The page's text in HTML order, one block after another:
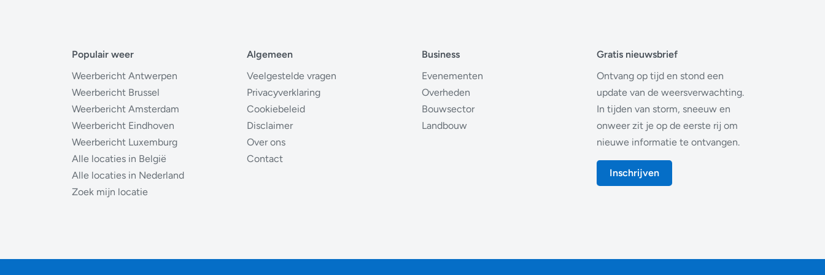
Populair weer
Weerbericht Antwerpen
Weerbericht Brussel
Weerbericht Amsterdam
Weerbericht Eindhoven
Weerbericht Luxemburg
Alle locaties in België
Alle locaties in Nederland
Zoek mijn locatie
Algemeen
Veelgestelde vragen
Privacyverklaring
Cookiebeleid
Disclaimer
Over ons
Contact
Business
Evenementen
Overheden
Bouwsector
Landbouw
Gratis nieuwsbrief
Ontvang op tijd en stond een
update van de weersverwachting.
In tijden van storm, sneeuw en
onweer zit je op de eerste rij om
nieuwe informatie te ontvangen.
Inschrijven